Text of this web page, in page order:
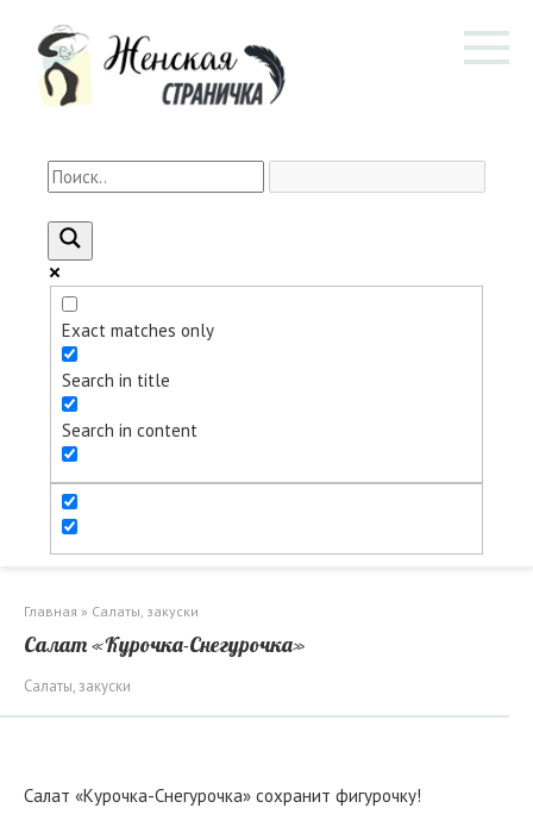
контенту
Exact matches only
Search in title
Search in content
Главная » Салаты, закуски
Салат «Курочка-Снегурочка»
Салаты, закуски
Салат «Курочка-Снегурочка» сохранит фигурочку!